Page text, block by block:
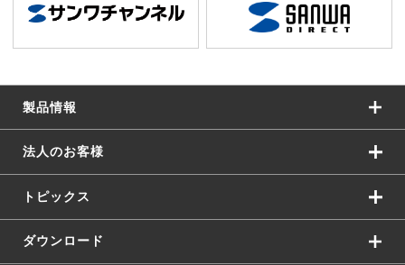
製品情報
法人のお客様
トピックス
ダウンロード